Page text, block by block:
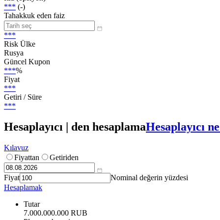
*** (-)
Tahakkuk eden faiz
***
Risk Ülke
Rusya
Güncel Kupon
***%
Fiyat
***
Getiri / Süre
***
Hesaplayıcı | den hesaplamaHesaplayıcı
Kılavuz
Fiyattan
Getiriden
Fiyat
Nominal değerin yüzdesi
Hesaplamak
Tutar
7.000.000.000 RUB